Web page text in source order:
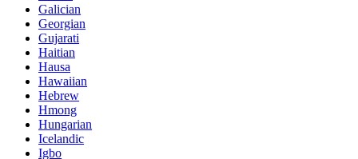
Galician
Georgian
Gujarati
Haitian
Hausa
Hawaiian
Hebrew
Hmong
Hungarian
Icelandic
Igbo